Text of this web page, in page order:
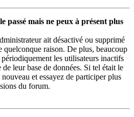
passé mais ne peux à présent plus
ait désactivé ou supprimé
quelconque raison. De plus, beaucoup
les utilisateurs inactifs
leur base de données. Si tel était le
et essayez de participer plus
du forum.